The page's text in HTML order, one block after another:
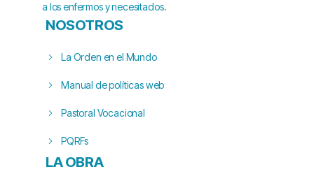
a los enfermos y necesitados.
NOSOTROS
La Orden en el Mundo
Manual de políticas web
Pastoral Vocacional
PQRFs
LA OBRA